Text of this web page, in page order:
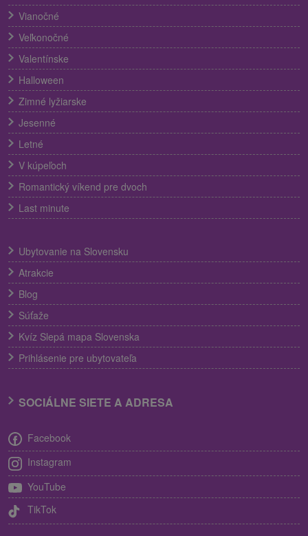
Vianočné
Veľkonočné
Valentínske
Halloween
Zimné lyžiarske
Jesenné
Letné
V kúpeľoch
Romantický víkend pre dvoch
Last minute
Ubytovanie na Slovensku
Atrakcie
Blog
Súťaže
Kvíz Slepá mapa Slovenska
Prihlásenie pre ubytovateľa
SOCIÁLNE SIETE A ADRESA
Facebook
Instagram
YouTube
TikTok